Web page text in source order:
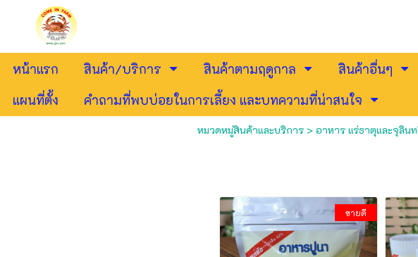
หน้าแรก สินค้า/บริการ สินค้าตามฤดูกาล สินค้าอื่นๆ
แผนที่ตั้ง
คำถามที่พบบ่อยในการเลี้ยง และบทความที่น่าสนใจ
หมวดหมู่สินค้าและบริการ> อาหาร แร่ธาตุและจุลิน
ขายดี